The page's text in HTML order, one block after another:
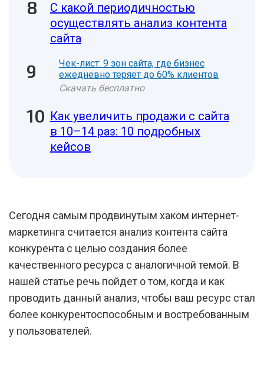
С какой периодичностью
осуществлять анализ контента
сайта
Чек-лист: 9 зон сайта, где бизнес
ежедневно теряет до 60% клиентов
Скачать бесплатно
Как увеличить продажи с сайта
в 10–14 раз: 10 подробных
кейсов
Сегодня самым продвинутым хаком интернет-
маркетинга считается анализ контента сайта
конкурента с целью создания более
качественного ресурса с аналогичной темой. В
нашей статье речь пойдет о том, когда и как
проводить данный анализ, чтобы ваш ресурс стал
более конкурентоспособным и востребованным
у пользователей.